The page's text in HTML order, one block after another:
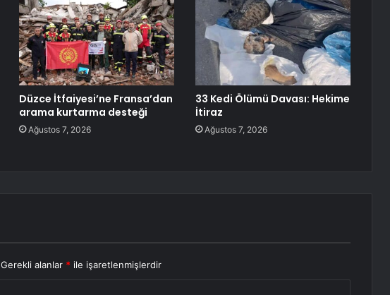
Düzce İtfaiyesi’ne Fransa’dan
arama kurtarma desteği
Ağustos 7, 2026
33 Kedi Ölümü Davası: Hekime
İtiraz
Ağustos 7, 2026
Gerekli alanlar * ile işaretlenmişlerdir